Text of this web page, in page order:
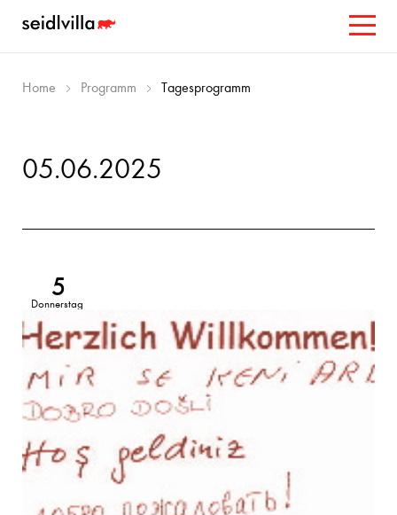
Home Programm Tagesprogramm
05.06.2025
5
Donnerstag